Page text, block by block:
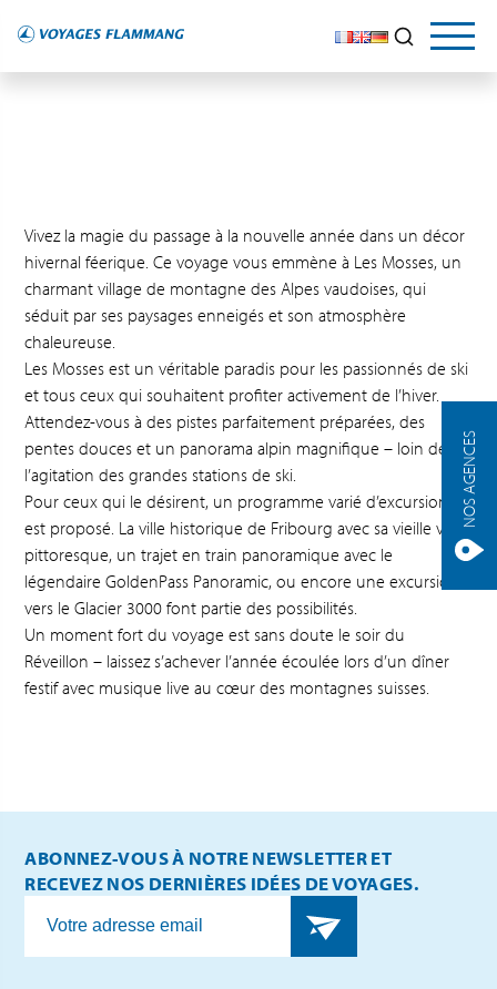
NOS AGENCES
Vivez la magie du passage à la nouvelle année dans un décor
hivernal féerique. Ce voyage vous emmène à Les Mosses, un
charmant village de montagne des Alpes vaudoises, qui
séduit par ses paysages enneigés et son atmosphère
chaleureuse.
Les Mosses est un véritable paradis pour les passionnés de ski
et tous ceux qui souhaitent profiter activement de l’hiver.
Attendez-vous à des pistes parfaitement préparées, des
pentes douces et un panorama alpin magnifique – loin de
l’agitation des grandes stations de ski.
Pour ceux qui le désirent, un programme varié d’excursions
est proposé. La ville historique de Fribourg avec sa vieille ville
pittoresque, un trajet en train panoramique avec le
légendaire GoldenPass Panoramic, ou encore une excursion
vers le Glacier 3000 font partie des possibilités.
Un moment fort du voyage est sans doute le soir du
Réveillon – laissez s’achever l’année écoulée lors d’un dîner
festif avec musique live au cœur des montagnes suisses.
ABONNEZ-VOUS À NOTRE NEWSLETTER ET
RECEVEZ NOS DERNIÈRES IDÉES DE VOYAGES.